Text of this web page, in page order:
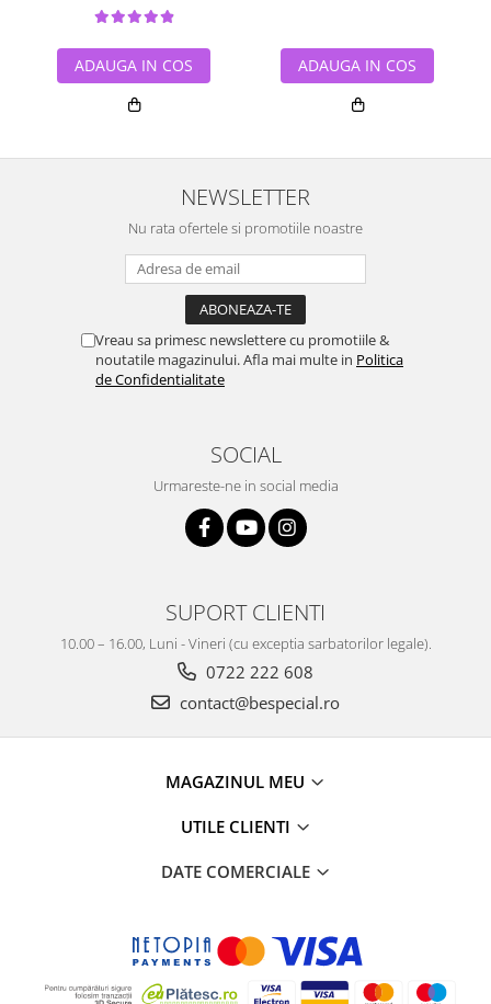
ADAUGA IN COS ADAUGA IN COS
NEWSLETTER
Nu rata ofertele si promotiile noastre
Vreau sa primesc newslettere cu promotiile &
noutatile magazinului. Afla mai multe in Politica
de Confidentialitate
SOCIAL
Urmareste-ne in social media
SUPORT CLIENTI
10.00 – 16.00, Luni - Vineri (cu exceptia sarbatorilor legale).
0722 222 608
contact@bespecial.ro
MAGAZINUL MEU
UTILE CLIENTI
DATE COMERCIALE